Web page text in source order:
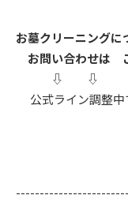
お墓クリーニングに
お問い合わせは
⇩ ⇩
公式ライン調整中